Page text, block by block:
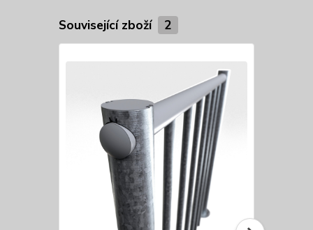
Související zboží 2